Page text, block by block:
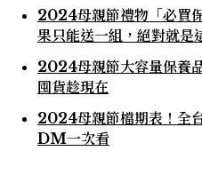
2024母親節禮物「必買
果只能送一組，絕對就是
2024母親節大容量保養
囤貨趁現在
2024母親節檔期表！全
DM一次看